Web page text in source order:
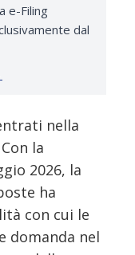
e-Filing
dal
nella
la
2026, la
ha
con cui le
domanda nel